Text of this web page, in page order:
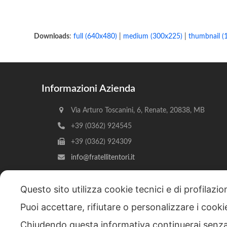
Downloads:full (640x480) medium (300x225) |thumbnail
Informazioni Azienda
Via Arturo Toscanini, 6, Renate, 20838, MB
+39 (0362) 924545
+39 (0362) 924309
info@fratellitentori.it
Copyright © 2026 F.lli Tentori di Enrico Tentori & C.
Questo sito utilizza cookie tecnici e di
Puoi accettare, rifiutare o personalizzare i
Chiudendo questa informativa continuerai